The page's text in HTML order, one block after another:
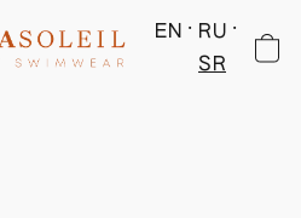
EN
RU
SR